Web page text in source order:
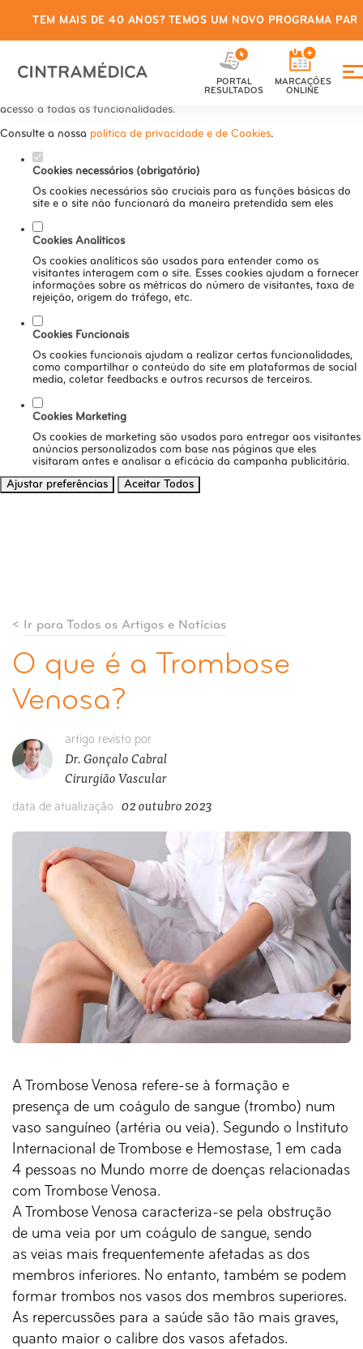
Defina as suas preferências de
cookies para este website.
Este website utiliza cookies estritamente necessários, analíticos e
acesso a todas as funcionalidades.
Consulte a nossa política de privacidade e de Cookies.
Cookies necessários (obrigatório)
Os cookies necessários são cruciais para as funções básicas do
site e o site não funcionará da maneira pretendida sem eles
Cookies Analíticos
Os cookies analíticos são usados para entender como os
visitantes interagem com o site. Esses cookies ajudam a fornecer
informações sobre as métricas do número de visitantes, taxa de
rejeição, origem do tráfego, etc.
Cookies Funcionais
Os cookies funcionais ajudam a realizar certas funcionalidades,
como compartilhar o conteúdo do site em plataformas de social
media, coletar feedbacks e outros recursos de terceiros.
Cookies Marketing
Os cookies de marketing são usados para entregar aos visitantes
anúncios personalizados com base nas páginas que eles
visitaram antes e analisar a eficácia da campanha publicitária.
Ajustar preferências
Aceitar Todos
TEM MAIS DE 40 ANOS? TEMOS UM NOVO PROGRAMA
PORTAL
RESULTADOS
MARCAÇÕES
ONLINE
< Ir para Todos os Artigos e Notícias
O que é a Trombose
Venosa?
data de atualização 02 outubro 2023
artigo revisto por
Dr. Gonçalo Cabral
Cirurgião Vascular
A Trombose Venosa refere-se à formação e
presença de um coágulo de sangue (trombo) num
vaso sanguíneo (artéria ou veia). Segundo o Instituto
Internacional de Trombose e Hemostase, 1 em cada
4 pessoas no Mundo morre de doenças relacionadas
com Trombose Venosa.
A Trombose Venosa caracteriza-se pela obstrução
de uma veia por um coágulo de sangue, sendo
as veias mais frequentemente afetadas as dos
membros inferiores. No entanto, também se podem
formar trombos nos vasos dos membros superiores.
As repercussões para a saúde são tão mais graves,
quanto maior o calibre dos vasos afetados.